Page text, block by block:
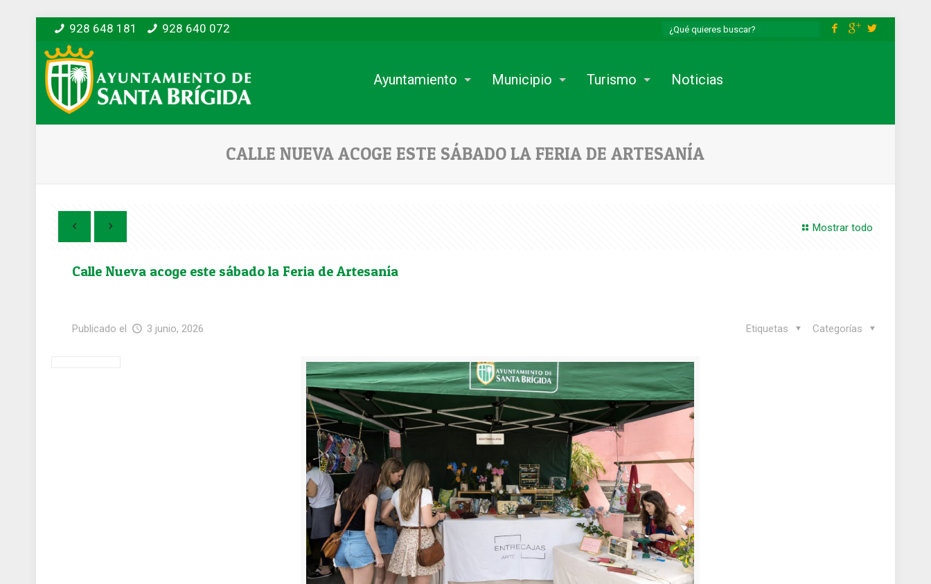
928 648 181 928 640 072
Ayuntamiento Municipio Turismo Noticias
CALLE NUEVA ACOGE ESTE SÁBADO LA FERIA DE ARTESANÍA
Mostrar todo
Calle Nueva acoge este sábado la Feria de Artesanía
Publicado el 3 junio, 2026 Categorías
Etiquetas